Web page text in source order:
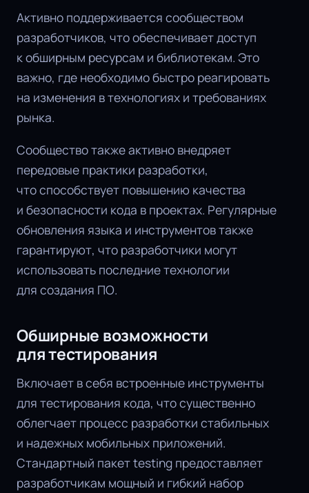
Активно поддерживается сообществом
разработчиков, что обеспечивает доступ
к обширным ресурсам и библиотекам. Это
важно, где необходимо быстро реагировать
на изменения в технологиях и требованиях
рынка.
Сообщество также активно внедряет
передовые практики разработки,
что способствует повышению качества
и безопасности кода в проектах. Регулярные
обновления языка и инструментов также
гарантируют, что разработчики могут
использовать последние технологии
для создания ПО.
Обширные возможности
для тестирования
Включает в себя встроенные инструменты
для тестирования кода, что существенно
облегчает процесс разработки стабильных
и надежных мобильных приложений.
Стандартный пакет testing предоставляет
разработчикам мощный и гибкий набор